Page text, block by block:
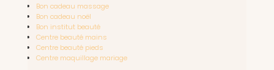
Bon cadeau massage
Bon cadeau noël
Bon institut beauté
Centre beauté mains
Centre beauté pieds
Centre maquillage mariage